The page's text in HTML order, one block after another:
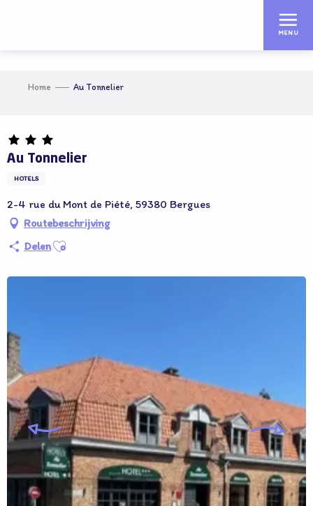
MENU
Home Au Tonnelier
Au Tonnelier
HOTELS
2-4 rue du Mont de Piété, 59380 Bergues
Routebeschrijving
DelenAjouter aux favoris